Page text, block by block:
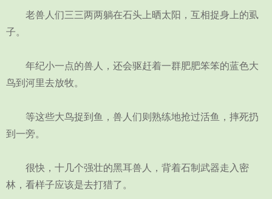
老兽人们三三两两躺在石头上晒太阳，互相捉身上的虱
子。
年纪小一点的兽人，还会驱赶着一群肥肥笨笨的蓝色大
鸟到河里去放牧。
等这些大鸟捉到鱼，兽人们则熟练地抢过活鱼，摔死扔
到一旁。
很快，十几个强壮的黑耳兽人，背着石制武器走入密
林，看样子应该是去打猎了。